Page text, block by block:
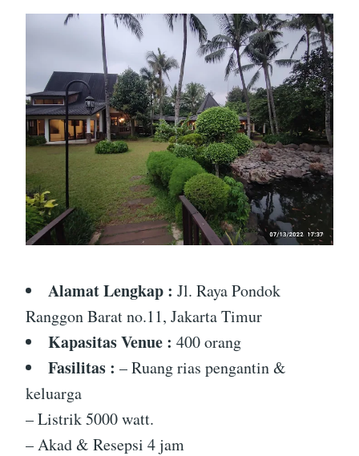
Alamat Lengkap : Jl. Raya Pondok
Ranggon Barat no.11, Jakarta Timur
Kapasitas Venue : 400 orang
Fasilitas : – Ruang rias pengantin &
keluarga
– Listrik 5000 watt.
– Akad & Resepsi 4 jam